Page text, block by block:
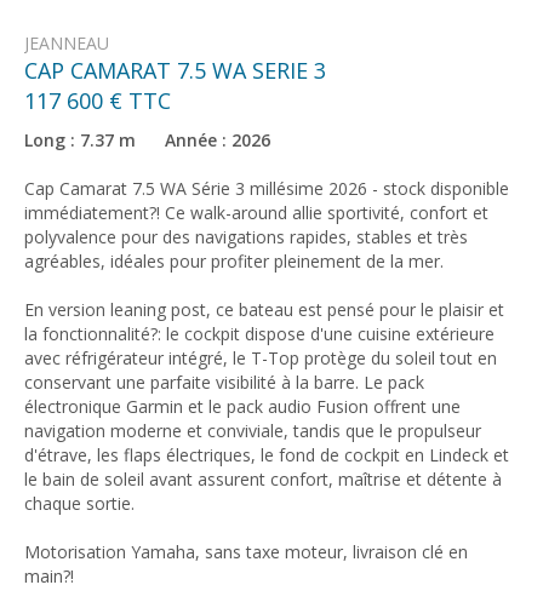
JEANNEAU
CAP CAMARAT 7.5 WA SERIE 3
117 600 € TTC
Long : 7.37 m Année : 2026
Cap Camarat 7.5 WA Série 3 millésime 2026 - stock disponible
immédiatement?! Ce walk-around allie sportivité, confort et
polyvalence pour des navigations rapides, stables et très
agréables, idéales pour profiter pleinement de la mer.
En version leaning post, ce bateau est pensé pour le plaisir et
la fonctionnalité?: le cockpit dispose d'une cuisine extérieure
avec réfrigérateur intégré, le T-Top protège du soleil tout en
conservant une parfaite visibilité à la barre. Le pack
électronique Garmin et le pack audio Fusion offrent une
navigation moderne et conviviale, tandis que le propulseur
d'étrave, les flaps électriques, le fond de cockpit en Lindeck et
le bain de soleil avant assurent confort, maîtrise et détente à
chaque sortie.
Motorisation Yamaha, sans taxe moteur, livraison clé en
main?!